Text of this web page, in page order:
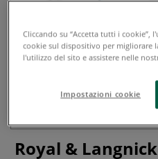
Royal &
Cliccando su “Accetta tutti i cookie”,
cookie sul dispositivo per migliorare
l'utilizzo del sito e assistere nelle
Impostazioni cookie